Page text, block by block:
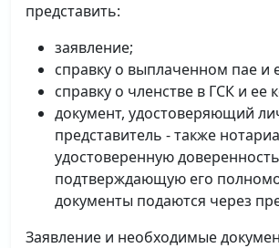
представить:
заявление;
справку о выплаченном пае и
справку о членстве в ГСК и ее
документ, удостоверяющий
представитель - также
удостоверенную
подтверждающую его
документы подаются через
Заявление и необходимые